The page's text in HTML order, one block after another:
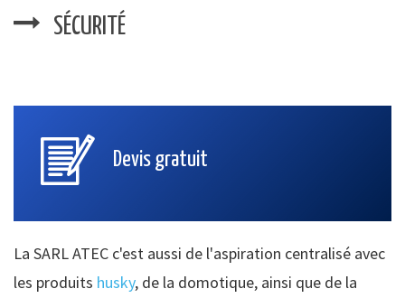
SÉCURITÉ
Devis gratuit
La SARL ATEC c'est aussi de l'aspiration centralisé avec
les produits husky, de la domotique, ainsi que de la